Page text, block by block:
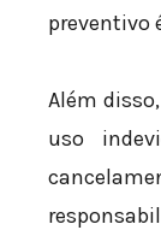
preventivo
Além
uso